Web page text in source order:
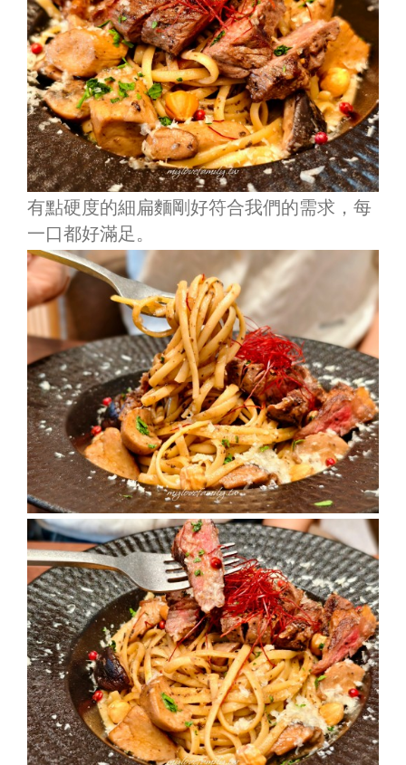
有點硬度的細扁麵剛好符合我們的需求，每
一口都好滿足。